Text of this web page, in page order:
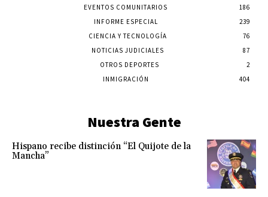
EVENTOS COMUNITARIOS
186
INFORME ESPECIAL
239
CIENCIA Y TECNOLOGÍA
76
NOTICIAS JUDICIALES
87
OTROS DEPORTES
2
INMIGRACIÓN
404
Nuestra Gente
Hispano recibe distinción “El Quijote de la
Mancha”